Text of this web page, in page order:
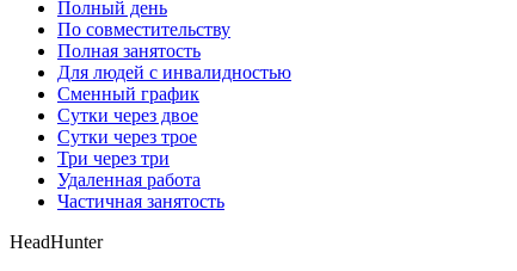
Полный день
По совместительству
Полная занятость
Для людей с инвалидностью
Сменный график
Сутки через двое
Сутки через трое
Три через три
Удаленная работа
Частичная занятость
HeadHunter